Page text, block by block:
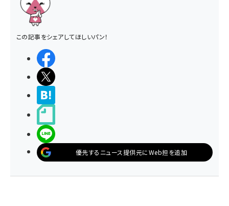
この記事をシェアしてほしいパン！
優先するニュース提供元にWeb担を追加